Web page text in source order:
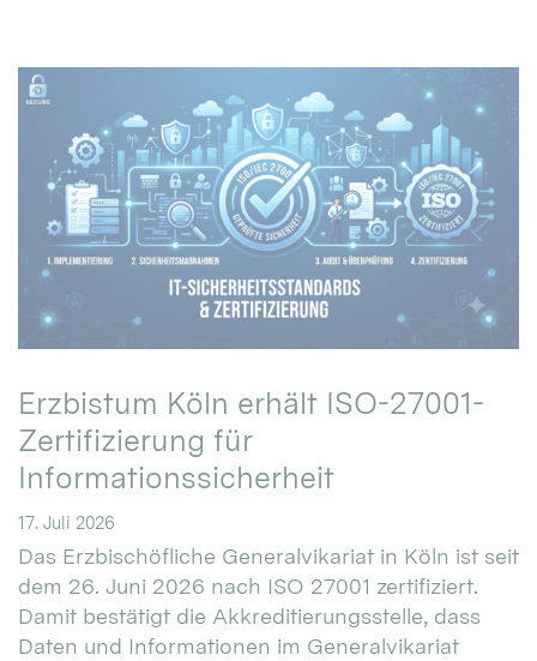
Erzbistum Köln erhält ISO-27001-
Zertifizierung für
Informationssicherheit
17. Juli 2026
Das Erzbischöfliche Generalvikariat in Köln ist seit
dem 26. Juni 2026 nach ISO 27001 zertifiziert.
Damit bestätigt die Akkreditierungsstelle, dass
Daten und Informationen im Generalvikariat